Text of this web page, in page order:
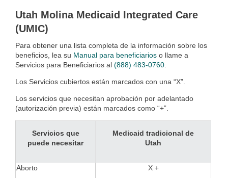
Utah Molina Medicaid Integrated Care
(UMIC)
Para obtener una lista completa de la información sobre los
beneficios, lea su Manual para beneficiarios o llame a
Servicios para Beneficiarios al (888) 483-0760
Los Servicios cubiertos están marcados con una “X”.
Los servicios que necesitan aprobación por adelantado
(autorización previa) están marcados como “+”.
Servicios que
puede necesitar
Medicaid tradicional de
Utah
Aborto X +